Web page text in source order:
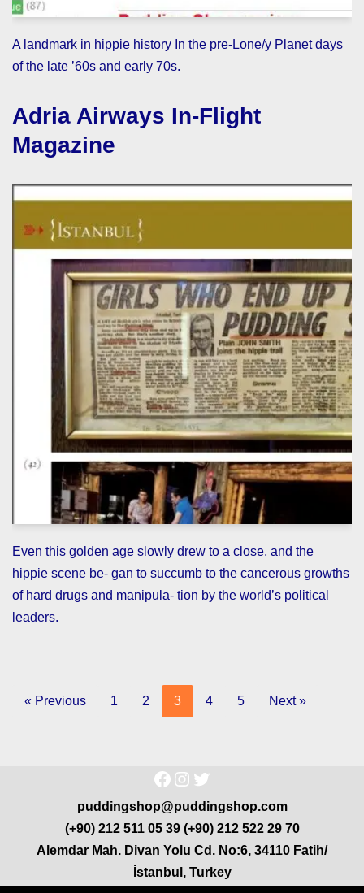
A landmark in hippie history In the pre-Lone/y Planet days
of the late ’60s and early 70s.
Adria Airways In-Flight
Magazine
Even this golden age slowly drew to a close, and the
hippie scene be- gan to succumb to the cancerous growths
of hard drugs and manipula- tion by the world’s political
leaders.
« Previous 1 2 3 4 5 Next »
puddingshop@puddingshop.com
(+90) 212 511 05 39 (+90) 212 522 29 70
Alemdar Mah. Divan Yolu Cd. No:6, 34110 Fatih/
İstanbul, Turkey